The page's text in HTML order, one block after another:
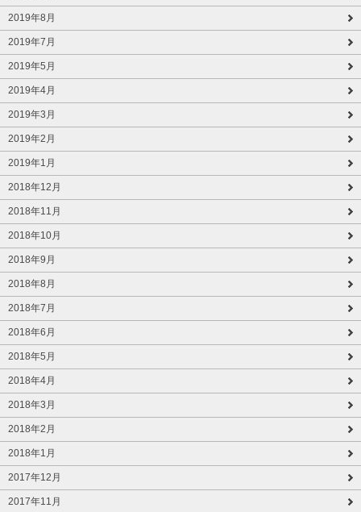
2019年8月
2019年7月
2019年5月
2019年4月
2019年3月
2019年2月
2019年1月
2018年12月
2018年11月
2018年10月
2018年9月
2018年8月
2018年7月
2018年6月
2018年5月
2018年4月
2018年3月
2018年2月
2018年1月
2017年12月
2017年11月